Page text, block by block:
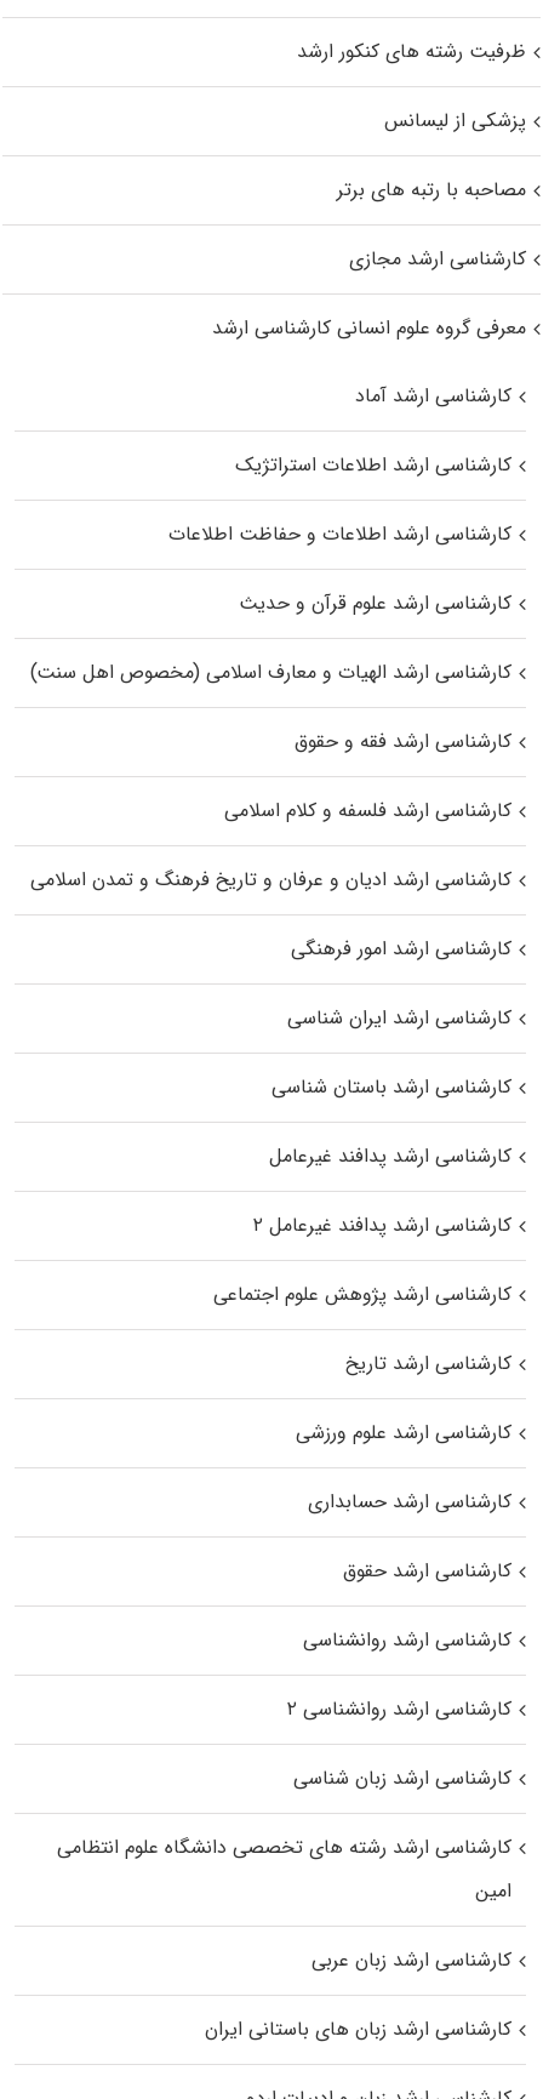
ظرفیت رشته های کنکور ارشد
پزشکی از لیسانس
مصاحبه با رتبه های برتر
کارشناسی ارشد مجازی
معرفی گروه علوم انسانی کارشناسی ارشد
کارشناسی ارشد آماد
کارشناسی ارشد اطلاعات استراتژیک
کارشناسی ارشد اطلاعات و حفاظت اطلاعات
کارشناسی ارشد علوم قرآن و حدیث
کارشناسی ارشد الهیات و معارف اسلامی (مخصوص اهل سنت)
کارشناسی ارشد فقه و حقوق
کارشناسی ارشد فلسفه و کلام اسلامی
کارشناسی ارشد ادیان و عرفان و تاریخ فرهنگ و تمدن اسلامی
کارشناسی ارشد امور فرهنگی
کارشناسی ارشد ایران شناسی
کارشناسی ارشد باستان شناسی
کارشناسی ارشد پدافند غیرعامل
کارشناسی ارشد پدافند غیرعامل ۲
کارشناسی ارشد پژوهش علوم اجتماعی
کارشناسی ارشد تاریخ
کارشناسی ارشد علوم ورزشی
کارشناسی ارشد حسابداری
کارشناسی ارشد حقوق
کارشناسی ارشد روانشناسی
کارشناسی ارشد روانشناسی ۲
کارشناسی ارشد زبان شناسی
کارشناسی ارشد رﺷﺘﻪ ﻫﺎی تخصصی داﻧﺸﮕﺎه ﻋﻠﻮم انتظامی
اﻣﻴﻦ
کارشناسی ارشد زبان عربی
کارشناسی ارشد زبان‌ های باستانی ایران